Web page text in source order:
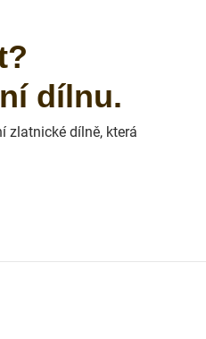
dílnu.
zlatnické dílně, která